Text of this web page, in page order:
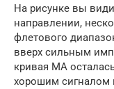
На рисунке вы
направлении,
флетового
вверх сильным
кривая МА
хорошим сигналом